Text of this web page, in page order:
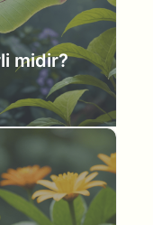
midir?